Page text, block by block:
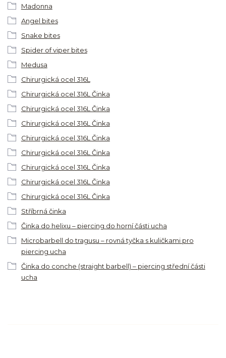
Madonna
Angel bites
Snake bites
Spider of viper bites
Medusa
Chirurgická ocel 316L
Chirurgická ocel 316L Činka
Chirurgická ocel 316L Činka
Chirurgická ocel 316L Činka
Chirurgická ocel 316L Činka
Chirurgická ocel 316L Činka
Chirurgická ocel 316L Činka
Chirurgická ocel 316L Činka
Chirurgická ocel 316L Činka
Stříbrná činka
Činka do helixu – piercing do horní části ucha
Microbarbell do tragusu – rovná tyčka s kuličkami pro
piercing ucha
Činka do conche (straight barbell) – piercing střední části
ucha